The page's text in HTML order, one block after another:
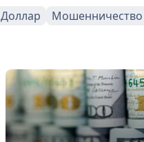
Доллар Мошенничество